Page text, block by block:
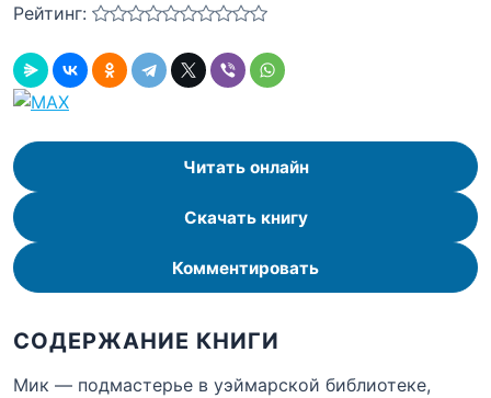
Рейтинг:
Читать онлайн
Скачать книгу
Комментировать
СОДЕРЖАНИЕ КНИГИ
Мик — подмастерье в уэймарской библиотеке,